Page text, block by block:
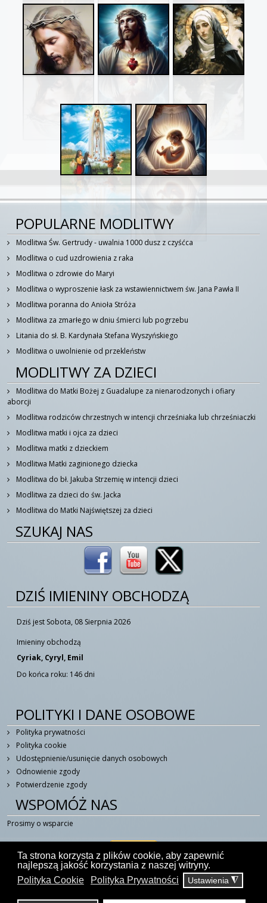
Ta strona korzysta z plików cookie, aby zapewnić
najlepszą jakość korzystania z naszej witryny.
Polityka Cookie
Polityka Prywatności Ustawienia ◮
POPULARNE MODLITWY
Modlitwa Św. Gertrudy - uwalnia 1000 dusz z czyśćca
Modlitwa o cud uzdrowienia z raka
Modlitwa o zdrowie do Maryi
Modlitwa o wyproszenie łask za wstawiennictwem św. Jana Pawła II
Modlitwa poranna do Anioła Stróża
Modlitwa za zmarłego w dniu śmierci lub pogrzebu
Litania do sł. B. Kardynała Stefana Wyszyńskiego
Modlitwa o uwolnienie od przekleństw
MODLITWY ZA DZIECI
Modlitwa do Matki Bożej z Guadalupe za nienarodzonych i ofiary
aborcji
Modlitwa rodziców chrzestnych w intencji chrześniaka lub chrześniaczki
Modlitwa matki i ojca za dzieci
Modlitwa matki z dzieckiem
Modlitwa Matki zaginionego dziecka
Modlitwa do bł. Jakuba Strzemię w intencji dzieci
Modlitwa za dzieci do św. Jacka
Modlitwa do Matki Najświętszej za dzieci
SZUKAJ NAS
DZIŚ IMIENINY OBCHODZĄ
Dziś jest Sobota, 08 Sierpnia 2026
Imieniny obchodzą
Cyriak, Cyryl, Emil
Do końca roku: 146 dni
POLITYKI I DANE OSOBOWE
Polityka prywatności
Polityka cookie
Udostępnienie/usunięcie danych osobowych
Odnowienie zgody
Potwierdzenie zgody
WSPOMÓŻ NAS
Prosimy o wsparcie
© 2014 - 2026 W Duchu Świętym - Portal Katolicki